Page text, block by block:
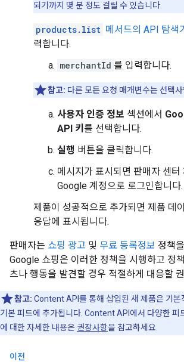
되기까지 몇 분 정도 걸릴 수 있습니다.
products.list 메서드의 API 탐색기
력합니다.
merchantId 를 입력합니다.
참고: 다른 모든 요청 매개변수는 선택사
사용자 인증 정보 섹션에서
API 키 를 선택합니다.
실행 버튼을 클릭합니다.
메시지가 표시되면 판매자 센터
Google 계정으로 로그인합니다.
제품이 성공적으로 추가되면 제품 데
응답에 표시됩니다.
판매자는 쇼핑 광고 및 무료 등록정보 정책
Google 쇼핑은 이러한 정책을 시행하고 정
츠나 행동을 발견할 경우 적절하게 대응할
참고: Content API를 통해 삽입된 새 제품은 기본
기본 피드에 추가됩니다. Content API에서 다양한 피
에 대한 자세한 내용은 권장사항을 참고하세요.
이전